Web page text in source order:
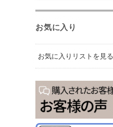
お気に入り
お気に入りリストを見る